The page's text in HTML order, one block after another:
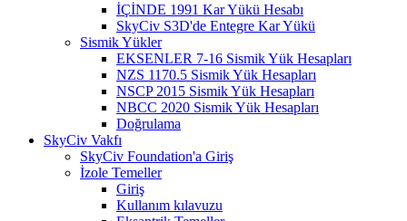
İÇİNDE 1991 Kar Yükü Hesabı
SkyCiv S3D'de Entegre Kar Yükü
Sismik Yükler
EKSENLER 7-16 Sismik Yük Hesapları
NZS 1170.5 Sismik Yük Hesapları
NSCP 2015 Sismik Yük Hesapları
NBCC 2020 Sismik Yük Hesapları
Doğrulama
SkyCiv Vakfı
SkyCiv Foundation'a Giriş
İzole Temeller
Giriş
Kullanım kılavuzu